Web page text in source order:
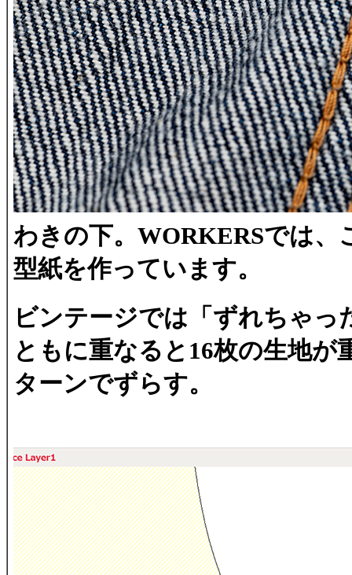
わきの下。WORKERSでは
型紙を作っています。
ビンテージでは「ずれちゃ
ともに重なると16枚の生地
ターンでずらす。